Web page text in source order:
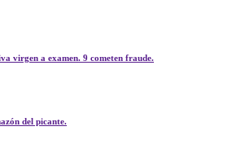
virgen a examen. 9 cometen fraude.
del picante.